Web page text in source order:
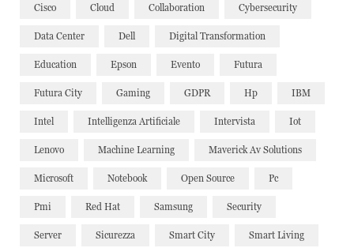
Cisco Cloud Collaboration Cybersecurity
Data Center Dell Digital Transformation
Education Epson Evento Futura
Futura City Gaming GDPR Hp IBM
Intel Intelligenza Artificiale Intervista Iot
Lenovo Machine Learning Maverick Av Solutions
Microsoft Notebook Open Source Pc
Pmi Red Hat Samsung Security
Server Sicurezza Smart City Smart Living